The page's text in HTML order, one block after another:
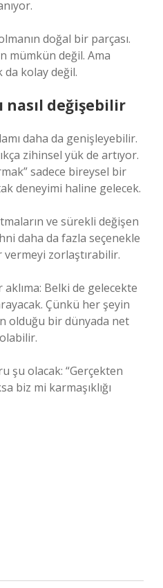
doğal bir parçası.
mümkün değil. Ama
kolay değil.
nasıl değişebilir
daha da genişleyebilir.
zihinsel yük de artıyor.
sadece bireysel bir
deneyimi haline gelecek.
ve sürekli değişen
daha da fazla seçenekle
vermeyi zorlaştırabilir.
Belki de gelecekte
Çünkü her şeyin
olduğu bir dünyada net
şu olacak: “Gerçekten
biz mi karmaşıklığı